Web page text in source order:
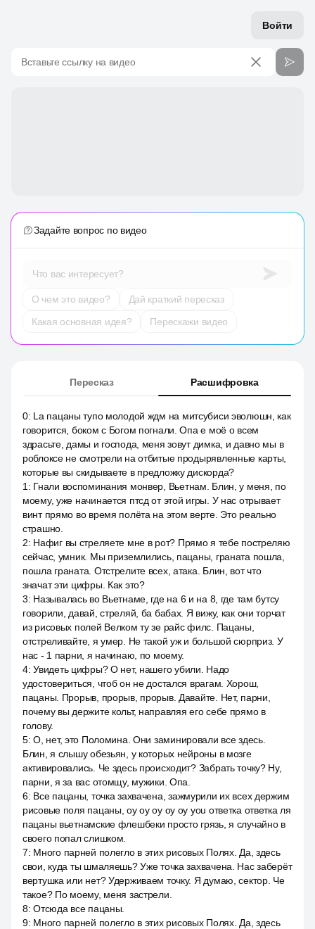
Войти
Вставьте ссылку на видео
Задайте вопрос по видео
Что вас интересует?
О чем это видео?
Дай краткий пересказ
Какая основная идея?
Перескажи видео
Пересказ Расшифровка
0: La пацаны тупо молодой ждм на митсубиси эволюшн, как
говорится, боком с Богом погнали. Опа е моё о всем
здрасьте, дамы и господа, меня зовут димка, и давно мы в
роблоксе не смотрели на отбитые продырявленные карты,
которые вы скидываете в предложку дискорда?
1 : Гнали воспоминания монвер, Вьетнам. Блин, у меня, по
моему, уже начинается птсд от этой игры. У нас отрывает
винт прямо во время полёта на этом верте. Это реально
страшно.
2: Нафиг вы стреляете мне в рот? Прямо я тебе постреляю
сейчас, умник. Мы приземлились, пацаны, граната пошла,
пошла граната. Отстрелите всех, атака. Блин, вот что
значат эти цифры. Как это?
3: Называлась во Вьетнаме, где на 6 и на 8, где там бутсу
говорили, давай, стреляй, ба бабах. Я вижу, как они торчат
из рисовых полей Велком ту зе райс филс. Пацаны,
отстреливайте, я умер. Не такой уж и большой сюрприз. У
нас - 1 парни, я начинаю, по моему.
4:Увидеть цифры? О нет, нашего убили. Надо
удостовериться, чтоб он не достался врагам. Хорош,
пацаны. Прорыв, прорыв, прорыв. Давайте. Нет, парни,
почему вы держите кольт, направляя его себе прямо в
голову.
5:О, нет, это Поломина. Они заминировали все здесь.
Блин, я слышу обезьян, у которых нейроны в мозге
активировались. Че здесь происходит? Забрать точку? Ну,
парни, я за вас отомщу, мужики. Опа.
6: Все пацаны, точка захвачена, зажмурили их всех держим
рисовые поля пацаны, оу оу оу оу оу you ответка ответка ля
пацаны вьетнамские флешбеки просто грязь, я случайно в
своего попал слишком.
7: Много парней полегло в этих рисовых Полях. Да, здесь
свои, куда ты шмаляешь? Уже точка захвачена. Нас заберёт
вертушка или нет? Удерживаем точку. Я думаю, сектор. Че
такое? По моему, меня застрели.
8:Отсюда все пацаны.
9: Много парней полегло в этих рисовых Полях. Да, здесь